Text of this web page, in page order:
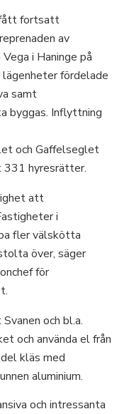
fått fortsatt
av
i Haninge på
fördelade
samt
byggas. Inflyttning
och Gaffelseglet
331 hyresrätter.
att
i
fler välskötta
över, säger
för
och bl.a.
och använda el från
kläs med
aluminium.
och intressanta